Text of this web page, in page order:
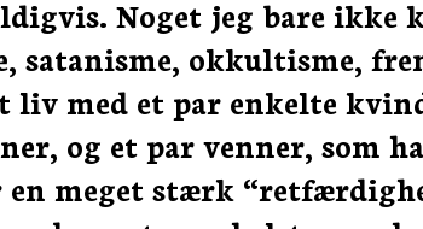
Noget jeg bare ikke
satanisme, okkultisme,
liv med et par enkelte
og et par venner, som
meget stærk